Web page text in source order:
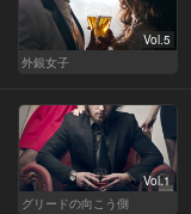
Vol.5
外銀女子
Vol.1
グリードの向こう側